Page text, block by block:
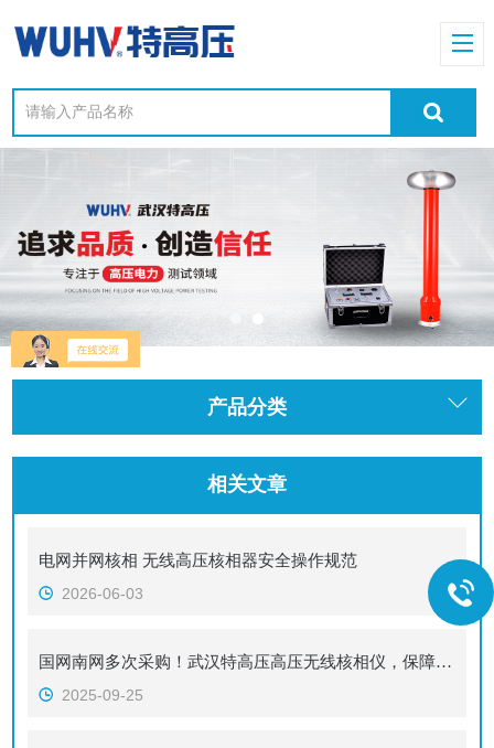
产品分类
相关文章
电网并网核相 无线高压核相器安全操作规范
2026-06-03
国网南网多次采购！武汉特高压高压无线核相仪，保障化工高压核相安全
2025-09-25